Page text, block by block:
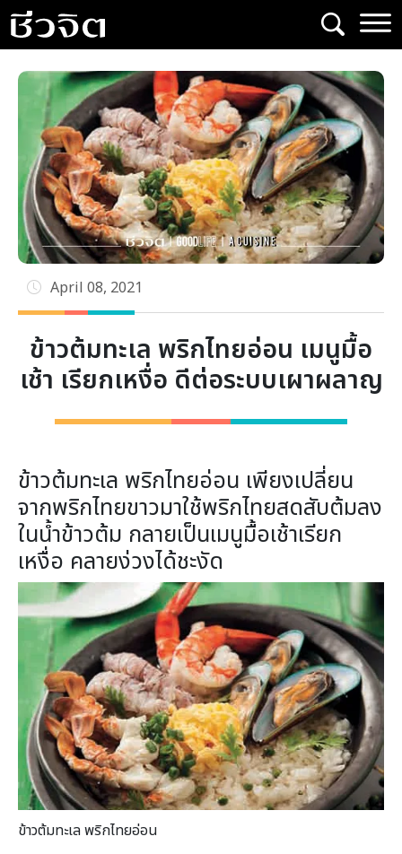
Skip
to
content
April 08, 2021
ข้าวต้มทะเล พริกไทยอ่อน เมนูมื้อ
เช้า เรียกเหงื่อ ดีต่อระบบเผาผลาญ
ข้าวต้มทะเล พริกไทยอ่อน เพียงเปลี่ยน
จากพริกไทยขาวมาใช้พริกไทยสดสับต้มลง
ในน้ำข้าวต้ม กลายเป็นเมนูมื้อเช้าเรียก
เหงื่อ คลายง่วงได้ชะงัด
ข้าวต้มทะเล พริกไทยอ่อน